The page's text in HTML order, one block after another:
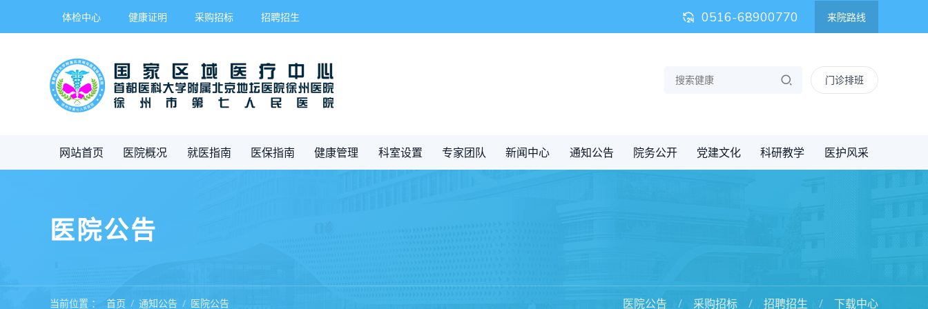
体检中心 健康证明 采购招标 招聘招生 0516-68900770 来院路线
门诊排班
网站首页 医院概况 就医指南 医保指南 健康管理 科室设置 专家团队 新闻中心 通知公告 院务公开 党建文化 科研教学 医护风采
医院公告
当前位置 ： 首页 通知公告 医院公告 医院公告 采购招标 招聘招生 下载中心